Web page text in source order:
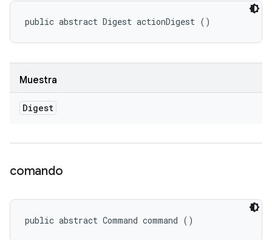
public abstract Digest actionDigest ()
Muestra
Digest
comando
public abstract Command command ()